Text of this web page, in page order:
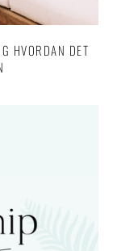
HVORDAN DET